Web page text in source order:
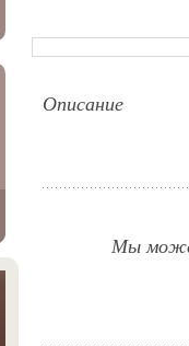
Описание
Мы